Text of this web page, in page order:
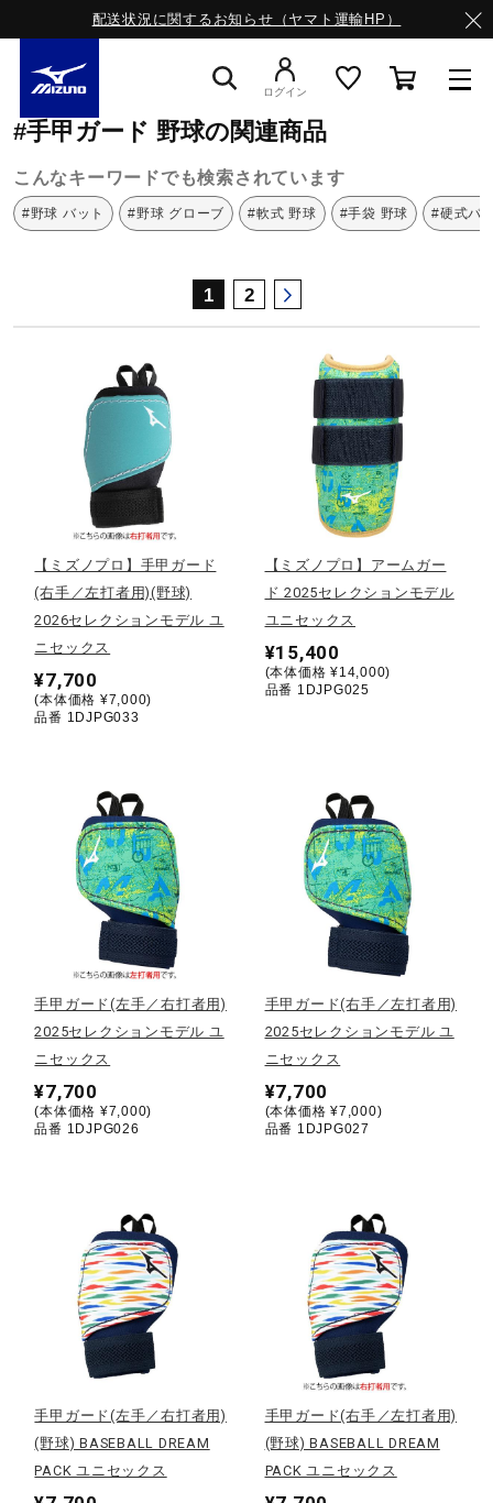
配送状況に関するお知らせ（ヤマト運輸HP）
ライフスタイルウエア
サッカー／フットサル
トレーニング
野球
ゴルフ
スイム
バレーボール
テニス／ソフトテニス
バドミントン
陸上競技
卓球
柔道
ウィンタースポーツ
ワーキング
ログイン
ミズノ公式オンライン
#手甲ガード 野球の関連商品
こんなキーワードでも検索されています
#野球 バット #野球 グローブ #軟式 野球 #手袋 野球 #硬式バ
1 2
【ミズノプロ】手甲ガード
(右手／左打者用)(野球)
2026セレクションモデル ユ
ニセックス
¥7,700
(本体価格 ¥7,000)
品番 1DJPG033
【ミズノプロ】アームガー
ド 2025セレクションモデル
ユニセックス
¥15,400
(本体価格 ¥14,000)
品番 1DJPG025
手甲ガード(左手／右打者用)
2025セレクションモデル ユ
ニセックス
¥7,700
(本体価格 ¥7,000)
品番 1DJPG026
手甲ガード(右手／左打者用)
2025セレクションモデル ユ
ニセックス
¥7,700
(本体価格 ¥7,000)
品番 1DJPG027
手甲ガード(左手／右打者用)
(野球) BASEBALL DREAM
PACK ユニセックス
手甲ガード(右手／左打者用)
(野球) BASEBALL DREAM
PACK ユニセックス